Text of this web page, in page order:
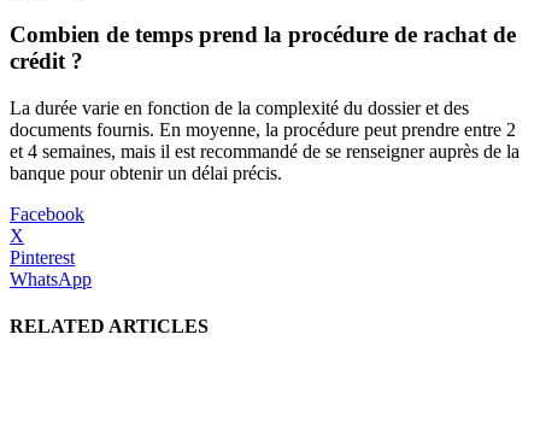
Combien de temps prend la procédure de rachat de
crédit ?
La durée varie en fonction de la complexité du dossier et des
documents fournis. En moyenne, la procédure peut prendre entre 2
et 4 semaines, mais il est recommandé de se renseigner auprès de la
banque pour obtenir un délai précis.
Facebook
X
Pinterest
WhatsApp
RELATED ARTICLES